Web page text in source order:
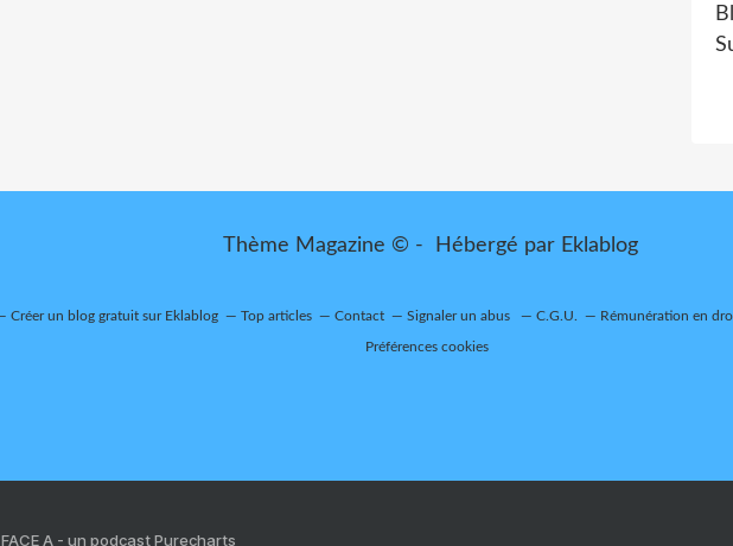
Thème Magazine © - Hébergé par Eklablog
Créer un blog gratuit sur Eklablog Top articles Contact Signaler un abus C.G.U. Rémunération en
Préférences cookies
FACE A - un podcast Purecharts